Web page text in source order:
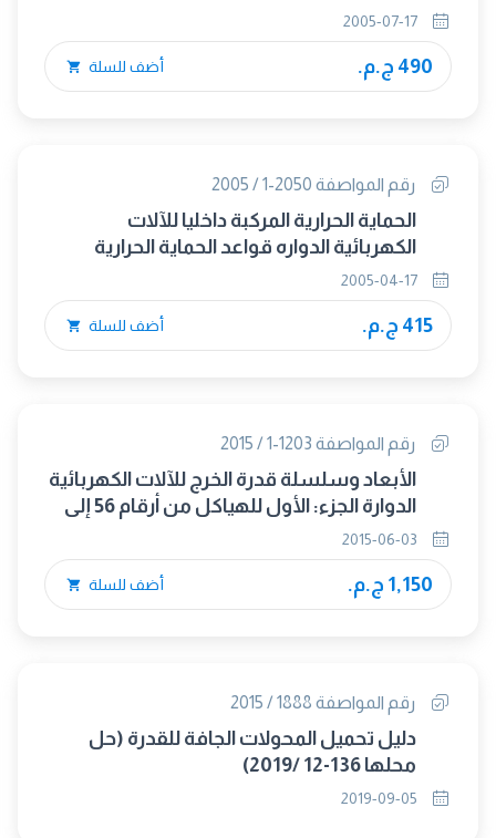
490 ج.م. أضف للسلة
رقم المواصفة 2050-1 / 2005
الحماية الحرارية المركبة داخليا للآلات
الكهربائية الدواره قواعد الحماية الحرارية
ًللآلات الكهربائية
415 ج.م. أضف للسلة
رقم المواصفة 1203-1 / 2015
الأبعاد وسلسلة قدرة الخرج للآلات الكهربائية
الدوارة الجزء: الأول للهياكل من أرقام 56 إلى
400 وللفلانشات من أرقام 55 إلى 1080
1,150 ج.م. أضف للسلة
رقم المواصفة 1888 / 2015
دليل تحميل المحولات الجافة للقدرة (حل
محلها 136-12 /2019)